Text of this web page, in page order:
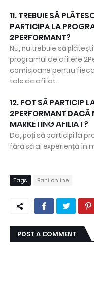
11. TREBUIE SĂ
PARTICIPA LA
2PERFORMANT?
Nu, nu trebuie să
programul de afiliere
comisioane pentru
tale de afiliat.
12. POT SĂ PARTICIP
2PERFORMANT DACĂ
MARKETING AFILIAT?
Da, poți să participi la
fără să ai experiență în
Tags Bani online
POST A COMMENT